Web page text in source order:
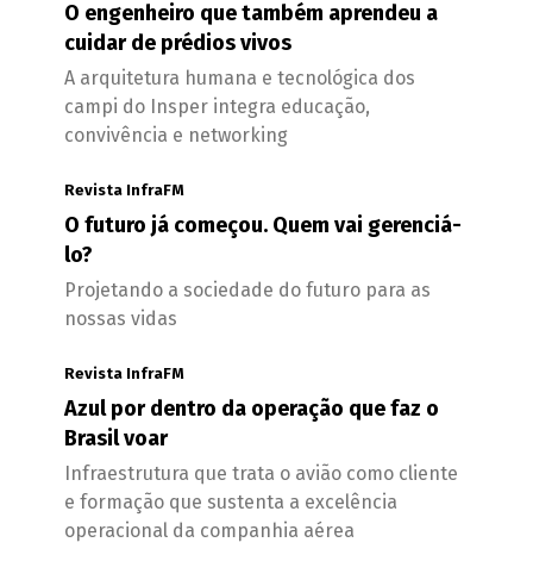
O engenheiro que também aprendeu a
cuidar de prédios vivos
A arquitetura humana e tecnológica dos
campi do Insper integra educação,
convivência e networking
Revista InfraFM
O futuro já começou. Quem vai gerenciá-
lo?
Projetando a sociedade do futuro para as
nossas vidas
Revista InfraFM
Azul por dentro da operação que faz o
Brasil voar
Infraestrutura que trata o avião como cliente
e formação que sustenta a excelência
operacional da companhia aérea